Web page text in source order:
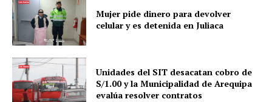
Mujer pide dinero para devolver
celular y es detenida en Juliaca
Unidades del SIT desacatan cobro de
S/1.00 y la Municipalidad de Arequipa
evalúa resolver contratos